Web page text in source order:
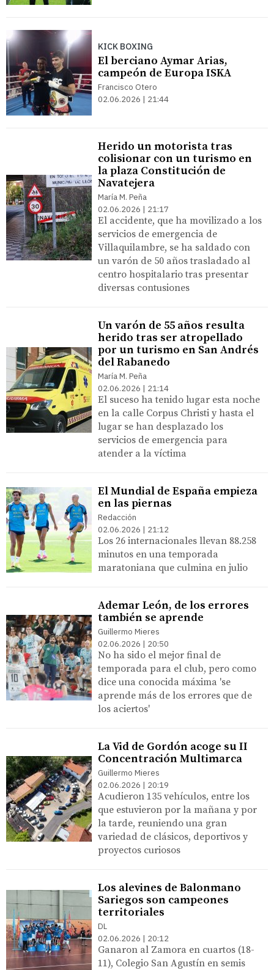
KICK BOXING
El berciano Aymar Arias,
campeón de Europa ISKA
Francisco Otero
02.06.2026 | 21:44
Herido un motorista tras
colisionar con un turismo en
la plaza Constitución de
Navatejera
María M. Peña
02.06.2026 | 21:17
El accidente, que ha movilizado a los
servicios de emergencia de
Villaquilambre, se ha saldado con
un varón de 50 años trasladado al
centro hospitalario tras presentar
diversas contusiones
Un varón de 55 años resulta
herido tras ser atropellado
por un turismo en San Andrés
del Rabanedo
María M. Peña
02.06.2026 | 21:14
El suceso ha tenido lugar esta noche
en la calle Corpus Christi y hasta el
lugar se han desplazado los
servicios de emergencia para
atender a la víctima
El Mundial de España empieza
en las piernas
Redacción
02.06.2026 | 21:12
Los 26 internacionales llevan 88.258
minutos en una temporada
maratoniana que culmina en julio
Ademar León, de los errores
también se aprende
Guillermo Mieres
02.06.2026 | 20:50
No ha sido el mejor final de
temporada para el club, pero como
dice una conocida máxima 'se
aprende más de los errores que de
los aciertos'
La Vid de Gordón acoge su II
Concentración Multimarca
Guillermo Mieres
02.06.2026 | 20:19
Acudieron 135 vehículos, entre los
que estuvieron por la mañana y por
la tarde, reuniendo una gran
variedad de clásicos, deportivos y
proyectos curiosos
Los alevines de Balonmano
Sariegos son campeones
territoriales
DL
02.06.2026 | 20:12
Ganaron al Zamora en cuartos (18-
11), Colegio San Agustín en semis